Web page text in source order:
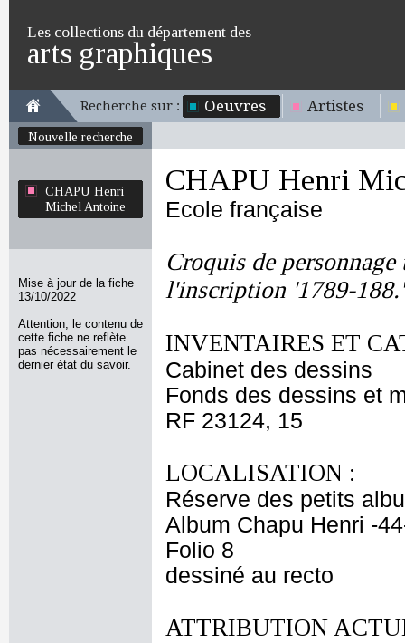
Les collections du département des
arts graphiques
Recherche sur : Oeuvres Artistes
Nouvelle recherche
CHAPU Henri
Michel Antoine
Mise à jour de la fiche
13/10/2022
Attention, le contenu de
cette fiche ne reflète
pas nécessairement le
dernier état du savoir.
CHAPU Henri
Ecole française
Croquis de
l'inscription '1789-
INVENTAIRES ET
Cabinet des dessins
Fonds des dessins et
RF 23124, 15
LOCALISATION :
Réserve des petits
Album Chapu Henri -
Folio 8
dessiné au recto
ATTRIBUTION